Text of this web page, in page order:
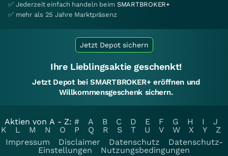
✅ Jederzeit einfach handeln beim SMARTBROKER+
✅ mehr als 25 Jahre Marktpräsenz
Jetzt Depot sichern
Ihre Lieblingsaktie geschenkt!
Jetzt Depot bei SMARTBROKER+ eröffnen und
Willkommensgeschenk sichern.
Aktien von A - Z: # A B C D E F G H I
J
K
L M N O P Q R S T U V W X Y
Z
Impressum
Disclaimer Datenschutz
Datenschutz-
Einstellungen
Nutzungsbedingungen